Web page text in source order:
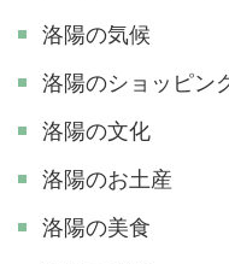
洛陽の気候
洛陽のショッピン
洛陽の文化
洛陽のお土産
洛陽の美食